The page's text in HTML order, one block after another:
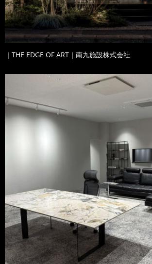
｜THE EDGE OF ART｜南九施設株式会社